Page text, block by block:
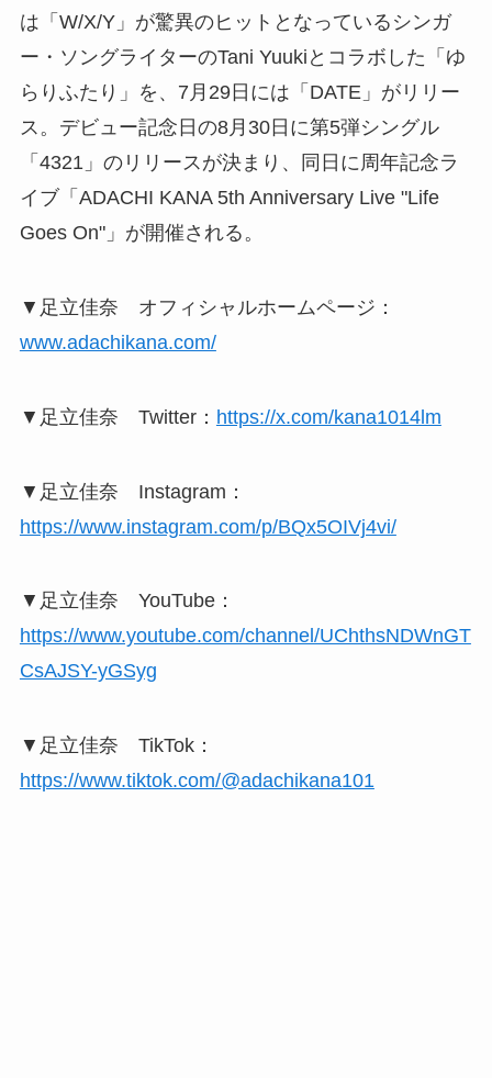
は「W/X/Y」が驚異のヒットとなっているシンガ
ー・ソングライターのTani Yuukiとコラボした「ゆ
らりふたり」を、7月29日には「DATE」がリリー
ス。デビュー記念日の8月30日に第5弾シングル
「4321」のリリースが決まり、同日に周年記念ラ
イブ「ADACHI KANA 5th Anniversary Live "Life
Goes On"」が開催される。
▼足立佳奈 オフィシャルホームページ：
www.adachikana.com/
▼足立佳奈 Twitter： https://x.com/kana1014lm
▼足立佳奈 Instagram：
https://www.instagram.com/p/BQx5OIVj4vi/
▼足立佳奈 YouTube：
https://www.youtube.com/channel/UChthsNDWnGT
CsAJSY-yGSyg
▼足立佳奈 TikTok：
https://www.tiktok.com/@adachikana101